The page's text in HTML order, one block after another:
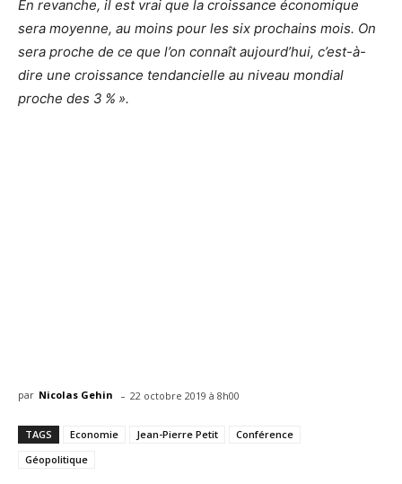
En revanche, il est vrai que la croissance économique
sera moyenne, au moins pour les six prochains mois. On
sera proche de ce que l’on connaît aujourd’hui, c’est-à-
dire une croissance tendancielle au niveau mondial
proche des 3 % ».
par Nicolas Gehin - 22 octobre 2019 à 8h00
TAGS Economie Jean-Pierre Petit
Conférence
Géopolitique